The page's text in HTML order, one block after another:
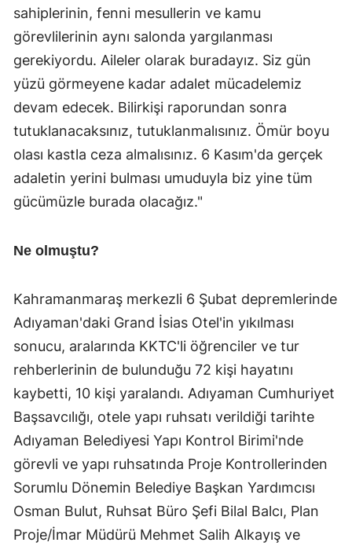
sahiplerinin, fenni mesullerin ve kamu
görevlilerinin aynı salonda yargılanması
gerekiyordu. Aileler olarak buradayız. Siz gün
yüzü görmeyene kadar adalet mücadelemiz
devam edecek. Bilirkişi raporundan sonra
tutuklanacaksınız, tutuklanmalısınız. Ömür boyu
olası kastla ceza almalısınız. 6 Kasım'da gerçek
adaletin yerini bulması umuduyla biz yine tüm
gücümüzle burada olacağız."
Ne olmuştu?
Kahramanmaraş merkezli 6 Şubat depremlerinde
Adıyaman'daki Grand İsias Otel'in yıkılması
sonucu, aralarında KKTC'li öğrenciler ve tur
rehberlerinin de bulunduğu 72 kişi hayatını
kaybetti, 10 kişi yaralandı. Adıyaman Cumhuriyet
Başsavcılığı, otele yapı ruhsatı verildiği tarihte
Adıyaman Belediyesi Yapı Kontrol Birimi'nde
görevli ve yapı ruhsatında Proje Kontrollerinden
Sorumlu Dönemin Belediye Başkan Yardımcısı
Osman Bulut, Ruhsat Büro Şefi Bilal Balcı, Plan
Proje/İmar Müdürü Mehmet Salih Alkayış ve